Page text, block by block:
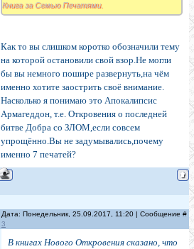
Книга за Семью Печатями.
Как то вы слишком коротко обозначили тему
на которой остановили свой взор.Не могли
бы вы немного пошире развернуть,на чём
именно хотите заострить своё внимание.
Насколько я понимаю это Апокалипсис
Армагеддон, т.е. Откровения о последней
битве Добра со ЗЛОМ,если совсем
упрощённо.Вы не задумывались,почему
именно 7 печатей?
Дата: Понедельник, 25.09.2017, 11:20 | Сообщение #
3
В книгах Нового Откровения сказано, что